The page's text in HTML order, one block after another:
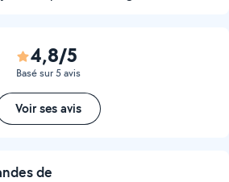
4,8/5
Basé sur 5 avis
Voir ses avis
de